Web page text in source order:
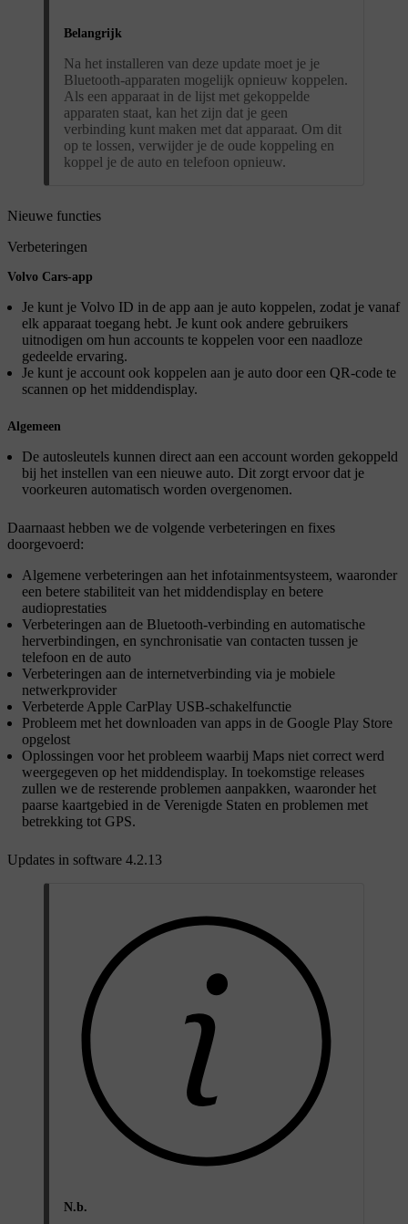
Belangrijk
Na het installeren van deze update moet je je
Bluetooth-apparaten mogelijk opnieuw koppelen.
Als een apparaat in de lijst met gekoppelde
apparaten staat, kan het zijn dat je geen
verbinding kunt maken met dat apparaat. Om dit
op te lossen, verwijder je de oude koppeling en
koppel je de auto en telefoon opnieuw.
Nieuwe functies
Verbeteringen
Volvo Cars-app
Je kunt je Volvo ID in de app aan je auto koppelen, zodat je vanaf
elk apparaat toegang hebt. Je kunt ook andere gebruikers
uitnodigen om hun accounts te koppelen voor een naadloze
gedeelde ervaring.
Je kunt je account ook koppelen aan je auto door een QR-code te
scannen op het middendisplay.
Algemeen
De autosleutels kunnen direct aan een account worden gekoppeld
bij het instellen van een nieuwe auto. Dit zorgt ervoor dat je
voorkeuren automatisch worden overgenomen.
Daarnaast hebben we de volgende verbeteringen en fixes
doorgevoerd:
Algemene verbeteringen aan het infotainmentsysteem, waaronder
een betere stabiliteit van het middendisplay en betere
audioprestaties
Verbeteringen aan de Bluetooth-verbinding en automatische
herverbindingen, en synchronisatie van contacten tussen je
telefoon en de auto
Verbeteringen aan de internetverbinding via je mobiele
netwerkprovider
Verbeterde Apple CarPlay USB-schakelfunctie
Probleem met het downloaden van apps in de Google Play Store
opgelost
Oplossingen voor het probleem waarbij Maps niet correct werd
weergegeven op het middendisplay. In toekomstige releases
zullen we de resterende problemen aanpakken, waaronder het
paarse kaartgebied in de Verenigde Staten en problemen met
betrekking tot GPS.
Updates in software 4.2.13
N.b.